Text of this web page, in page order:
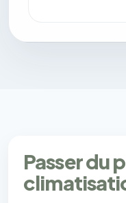
Passer du